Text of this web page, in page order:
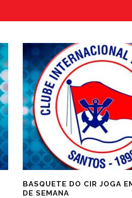
BASQUETE DO CIR JOGA
DE SEMANA